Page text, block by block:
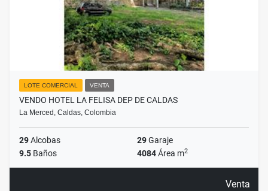
LOTE COMERCIAL VENTA
VENDO HOTEL LA FELISA DEP DE CALDAS
La Merced, Caldas, Colombia
29Alcobas 29Garaje
9.5 Baños 4084Área m2
Venta